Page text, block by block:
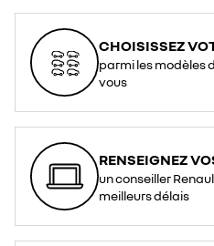
CHOISISSEZ
parmi les modèles
vous
RENSEIGNEZ
un conseiller
meilleurs délais